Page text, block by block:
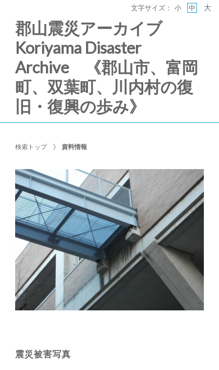
郡山震災アーカイブ
Koriyama Disaster
Archive 《郡山市、富岡
町、双葉町、川内村の復
旧・復興の歩み》
文字サイズ： 小 中 大
検索トップ 資料情報
震災被害写真